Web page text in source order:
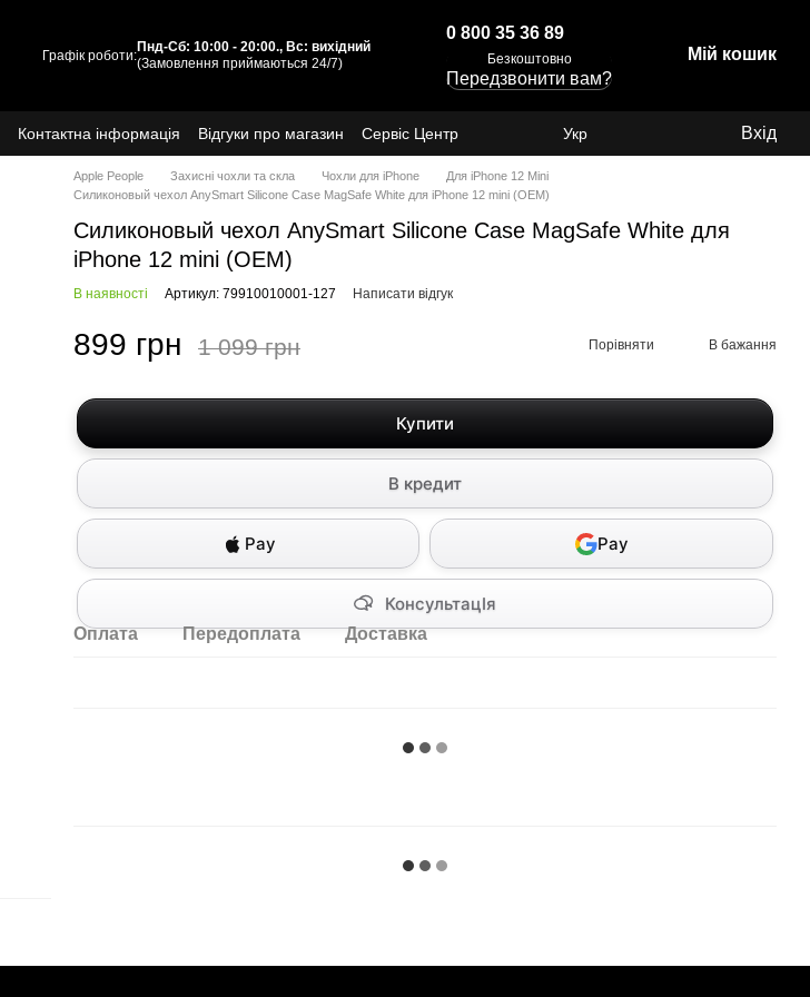
Графік роботи:
Пнд-Сб: 10:00 - 20:00., Вс: вихідний
(Замовлення приймаються 24/7)
0 800 35 36 89
Безкоштовно
Передзвонити вам?
Мій кошик
Контактна інформація Відгуки про магазин
Сервіс Центр
Укр Вхід
Apple People Захисні чохли та скла Чохли для iPhone
Для iPhone 12 Mini
Cиликоновый чехол AnySmart Silicone Case MagSafe White для iPhone 12 mini (OEM)
Cиликоновый чехол AnySmart Silicone Case MagSafe White для
iPhone 12 mini (OEM)
В наявності Артикул: 79910010001-127 Написати відгук
899 грн 1 099 грн Порівняти В бажання
Купити
В кредит
КонсультацІя
Pay Pay
Оплата Передоплата Доставка